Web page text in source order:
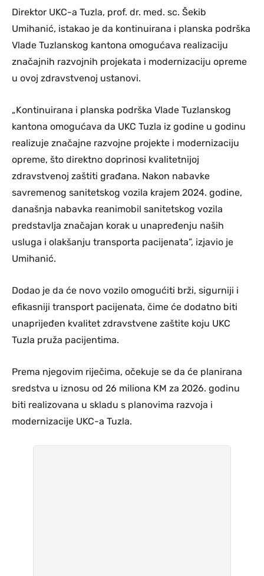
Direktor UKC-a Tuzla, prof. dr. med. sc. Šekib
Umihanić, istakao je da kontinuirana i planska podrška
Vlade Tuzlanskog kantona omogućava realizaciju
značajnih razvojnih projekata i modernizaciju opreme
u ovoj zdravstvenoj ustanovi.
„Kontinuirana i planska podrška Vlade Tuzlanskog
kantona omogućava da UKC Tuzla iz godine u godinu
realizuje značajne razvojne projekte i modernizaciju
opreme, što direktno doprinosi kvalitetnijoj
zdravstvenoj zaštiti građana. Nakon nabavke
savremenog sanitetskog vozila krajem 2024. godine,
današnja nabavka reanimobil sanitetskog vozila
predstavlja značajan korak u unapređenju naših
usluga i olakšanju transporta pacijenata”, izjavio je
Umihanić.
Dodao je da će novo vozilo omogućiti brži, sigurniji i
efikasniji transport pacijenata, čime će dodatno biti
unaprijeđen kvalitet zdravstvene zaštite koju UKC
Tuzla pruža pacijentima.
Prema njegovim riječima, očekuje se da će planirana
sredstva u iznosu od 26 miliona KM za 2026. godinu
biti realizovana u skladu s planovima razvoja i
modernizacije UKC-a Tuzla.